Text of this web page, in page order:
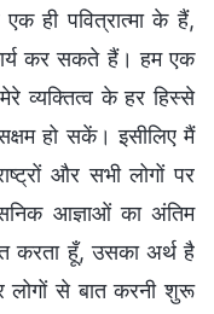
ही पवित्रात्मा के हैं,
कर सकते हैं। हम एक
व्यक्तित्व के हर हिस्से
हो सकें। इसीलिए मैं
और सभी लोगों पर
आज्ञाओं का अंतिम
करता हूँ, उसका अर्थ है
लोगों से बात करनी शुरू